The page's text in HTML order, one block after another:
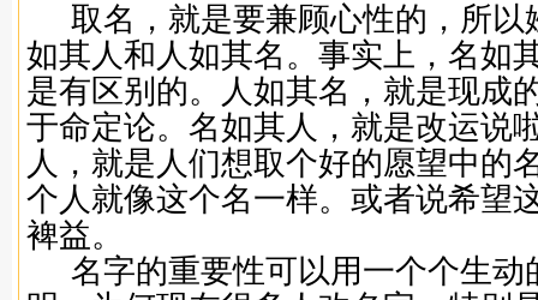
取名，就是要兼顾心性的，所以
如其人和人如其名。事实上，名如
是有区别的。人如其名，就是现成
于命定论。名如其人，就是改运说
人，就是人们想取个好的愿望中的
个人就像这个名一样。或者说希望
裨益。
名字的重要性可以用一个个生动